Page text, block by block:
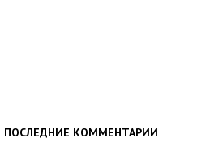
ПОСЛЕДНИЕ КОММЕНТАРИИ